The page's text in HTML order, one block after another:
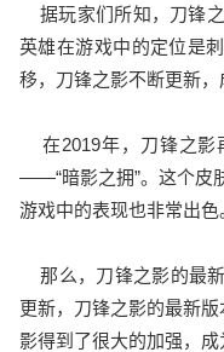
据玩家们所知，刀锋
英雄在游戏中的定位是
移，刀锋之影不断更新，
在2019年，刀锋之影
——“暗影之拥”。这个皮
游戏中的表现也非常出色
那么，刀锋之影的最
更新，刀锋之影的最新
影得到了很大的加强，成